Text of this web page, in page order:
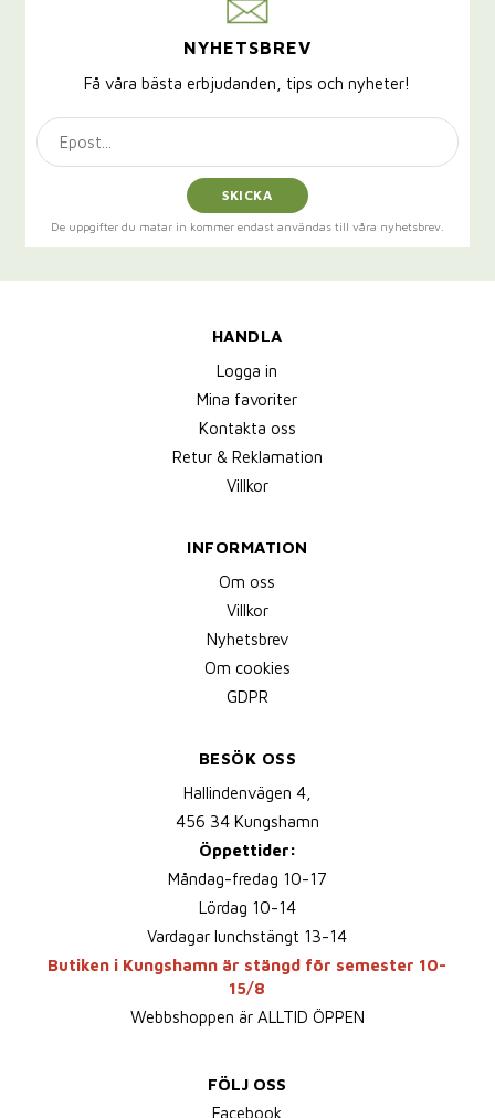
NYHETSBREV
Få våra bästa erbjudanden, tips och nyheter!
SKICKA
De uppgifter du matar in kommer endast användas till våra nyhetsbrev.
HANDLA
Logga in
Mina favoriter
Kontakta oss
Retur & Reklamation
Villkor
INFORMATION
Om oss
Villkor
Nyhetsbrev
Om cookies
GDPR
BESÖK OSS
Hallindenvägen 4,
456 34 Kungshamn
Öppettider:
Måndag-fredag 10-17
Lördag 10-14
Vardagar lunchstängt 13-14
Butiken i Kungshamn är stängd för semester 10-
15/8
Webbshoppen är ALLTID ÖPPEN
FÖLJ OSS
Facebook